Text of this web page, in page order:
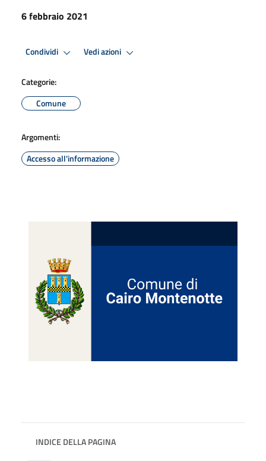
6 febbraio 2021
Condividi Vedi azioni
Categorie:
Comune
Argomenti:
Accesso all'informazione
INDICE DELLA PAGINA